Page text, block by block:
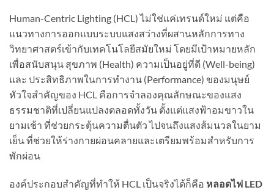
Human-Centric Lighting (HCL) ไม่ใช่แค่เทรนด์ใหม่ แต่คือ
แนวทางการออกแบบระบบแสงสว่างที่ผสานหลักการทาง
วิทยาศาสตร์เข้ากับเทคโนโลยีสมัยใหม่ โดยมีเป้าหมายหลัก
เพื่อสนับสนุน สุขภาพ (Health) ความเป็นอยู่ที่ดี (Well-being)
และ ประสิทธิภาพในการทำงาน (Performance) ของมนุษย์
หัวใจสำคัญของ HCL คือการจำลองคุณลักษณะของแสง
ธรรมชาติที่เปลี่ยนแปลงตลอดทั้งวัน ตั้งแต่แสงฟ้าอมขาวใน
ยามเช้า ที่ช่วยกระตุ้นความตื่นตัว ไปจนถึงแสงส้มนวลในยาม
เย็น ที่ช่วยให้ร่างกายผ่อนคลายและเตรียมพร้อมสำหรับการ
พักผ่อน
องค์ประกอบสำคัญที่ทำให้ HCL เป็นจริงได้ก็คือ หลอดไฟ LED